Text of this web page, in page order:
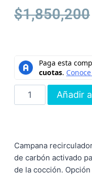
$1,850,200
Añadir
Campana
de carbón activado
de la cocción.